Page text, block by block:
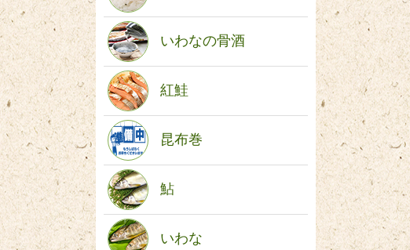
いわなの骨酒
紅鮭
昆布巻
鮎
いわな